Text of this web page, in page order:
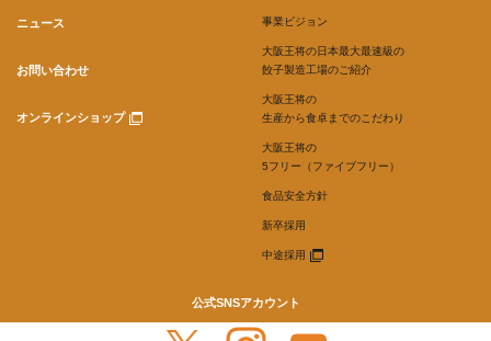
ニュース
お問い合わせ
オンラインショップ
事業ビジョン
大阪王将の日本最大最速級の
餃子製造工場のご紹介
大阪王将の
生産から食卓までのこだわり
大阪王将の
5フリー（ファイブフリー）
食品安全方針
新卒採用
中途採用
公式SNSアカウント